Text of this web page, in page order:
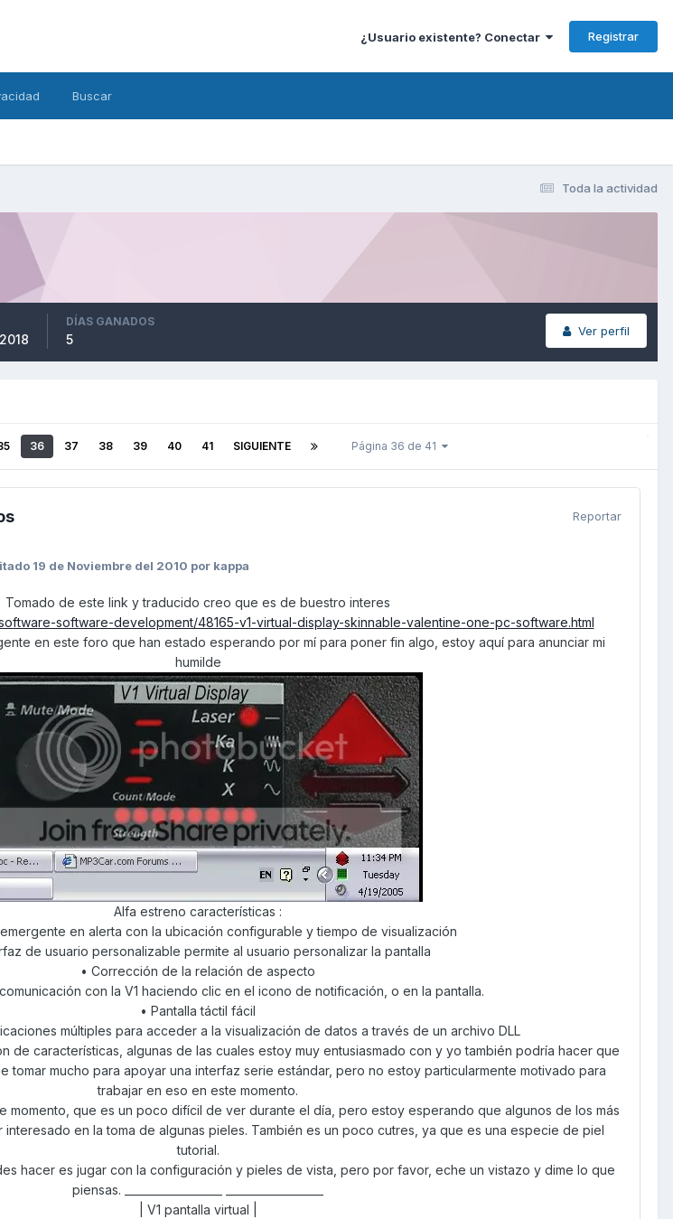
¿Usuario existente? Conectar Registrar
Buscar
Toda la actividad
Ver perfil
DÍAS GANADOS
5
36 37 38 39 40 41 SIGUIENTE Página 36 de 41
Reportar
19 de Noviembre del 2010 por kappa
Tomado de este link y traducido creo que es de buestro interes
software-development/48165-v1-virtual-display-skinnable-valentine-one-pc-software.html
en este foro que han estado esperando por mí para poner fin algo, estoy aquí para anunciar mi
humilde
Alfa estreno características :
emergente en alerta con la ubicación configurable y tiempo de visualización
de usuario personalizable permite al usuario personalizar la pantalla
• Corrección de la relación de aspecto
con la V1 haciendo clic en el icono de notificación, o en la pantalla.
• Pantalla táctil fácil
múltiples para acceder a la visualización de datos a través de un archivo DLL
de características, algunas de las cuales estoy muy entusiasmado con y yo también podría hacer que
tomar mucho para apoyar una interfaz serie estándar, pero no estoy particularmente motivado para
trabajar en eso en este momento.
momento, que es un poco difícil de ver durante el día, pero estoy esperando que algunos de los más
en la toma de algunas pieles. También es un poco cutres, ya que es una especie de piel
tutorial.
hacer es jugar con la configuración y pieles de vista, pero por favor, eche un vistazo y dime lo que
piensas. __________________ __________________
| V1 pantalla virtual |